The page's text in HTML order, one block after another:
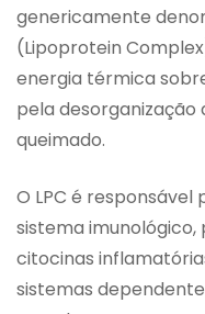
genericamente
(Lipoprotein
energia térmica
pela
queimado.
O LPC é
sistema imunológico,
citocinas
sistemas